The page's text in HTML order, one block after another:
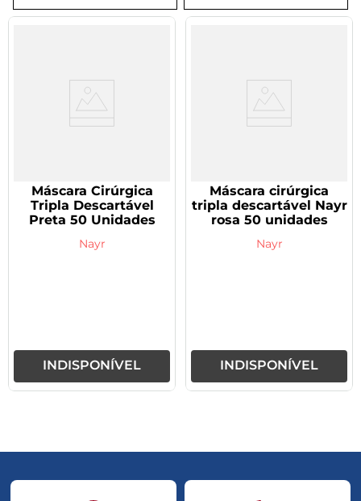
8º
tadalafila 5mg
Máscara Cirúrgica
Tripla Descartável
Preta 50 Unidades
Nayr
INDISPONÍVEL
Máscara cirúrgica
tripla descartável Nayr
rosa 50 unidades
Nayr
INDISPONÍVEL